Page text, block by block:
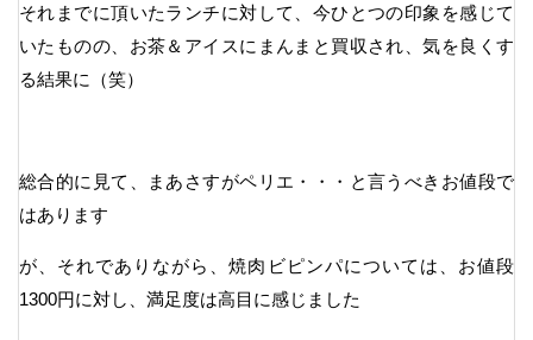
それまでに頂いたランチに対して、今ひとつの印象を感じて
いたものの、お茶＆アイスにまんまと買収され、気を良くす
る結果に（笑）
総合的に見て、まあさすがペリエ・・・と言うべきお値段で
はあります
が、それでありながら、焼肉ビピンパについては、お値段
1300円に対し、満足度は高目に感じました